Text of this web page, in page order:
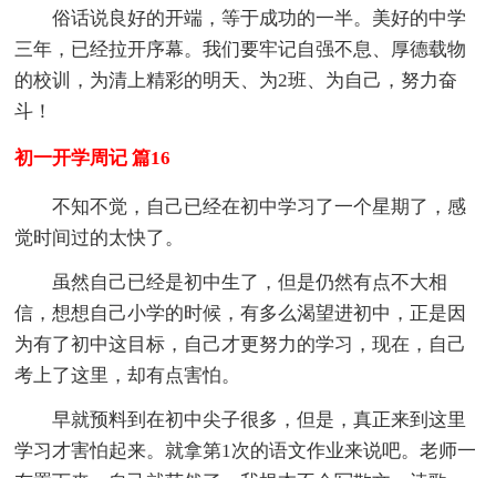
俗话说良好的开端，等于成功的一半。美好的中学
三年，已经拉开序幕。我们要牢记自强不息、厚德载物
的校训，为清上精彩的明天、为2班、为自己，努力奋
斗！
初一开学周记 篇16
不知不觉，自己已经在初中学习了一个星期了，感
觉时间过的太快了。
虽然自己已经是初中生了，但是仍然有点不大相
信，想想自己小学的时候，有多么渴望进初中，正是因
为有了初中这目标，自己才更努力的学习，现在，自己
考上了这里，却有点害怕。
早就预料到在初中尖子很多，但是，真正来到这里
学习才害怕起来。就拿第1次的语文作业来说吧。老师一